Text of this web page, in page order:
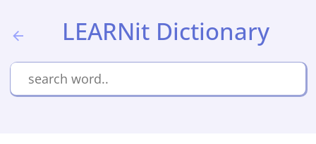
LEARNit Dictionary